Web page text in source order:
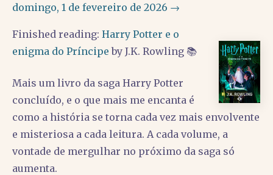
domingo, 1 de fevereiro de 2026 →
Finished reading: Harry Potter e o
enigma do Príncipe by J.K. Rowling 📚
Mais um livro da saga Harry Potter
concluído, e o que mais me encanta é
como a história se torna cada vez mais envolvente
e misteriosa a cada leitura. A cada volume, a
vontade de mergulhar no próximo da saga só
aumenta.